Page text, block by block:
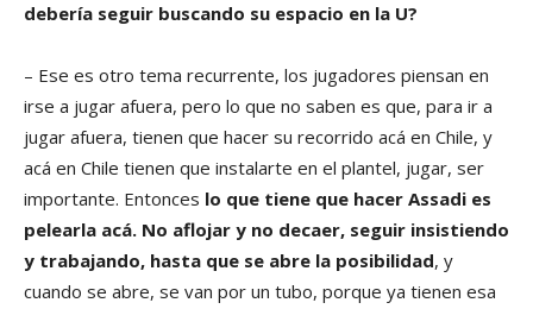
debería seguir buscando su espacio en la U?
– Ese es otro tema recurrente, los jugadores piensan en
irse a jugar afuera, pero lo que no saben es que, para ir a
jugar afuera, tienen que hacer su recorrido acá en Chile, y
acá en Chile tienen que instalarte en el plantel, jugar, ser
importante. Entonces lo que tiene que hacer Assadi es
pelearla acá. No aflojar y no decaer, seguir insistiendo
y trabajando, hasta que se abre la posibilidad, y
cuando se abre, se van por un tubo, porque ya tienen esa